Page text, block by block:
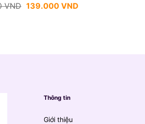
VND Giá
139.000 VNDGiá
Thông tin
Giới thiệu